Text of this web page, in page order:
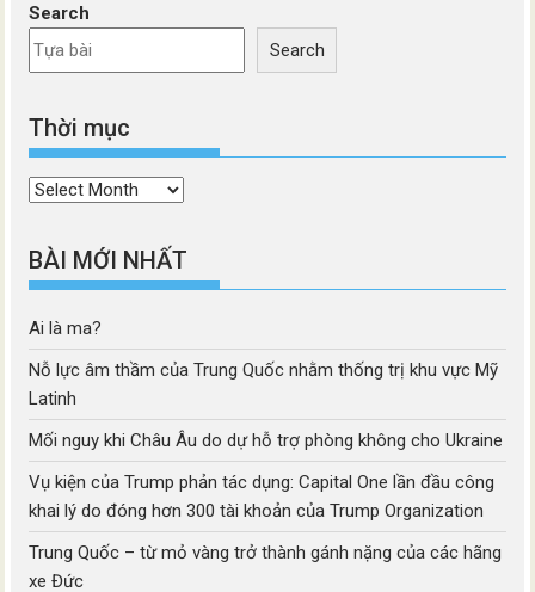
Search
Search
Thời mục
Thời
BÀI MỚI NHẤT
Ai là ma?
Nỗ lực âm thầm của Trung Quốc nhằm thống trị khu vực Mỹ
Latinh
Mối nguy khi Châu Âu do dự hỗ trợ phòng không cho Ukraine
Vụ kiện của Trump phản tác dụng: Capital One lần đầu công
khai lý do đóng hơn 300 tài khoản của Trump Organization
Trung Quốc – từ mỏ vàng trở thành gánh nặng của các hãng
xe Đức